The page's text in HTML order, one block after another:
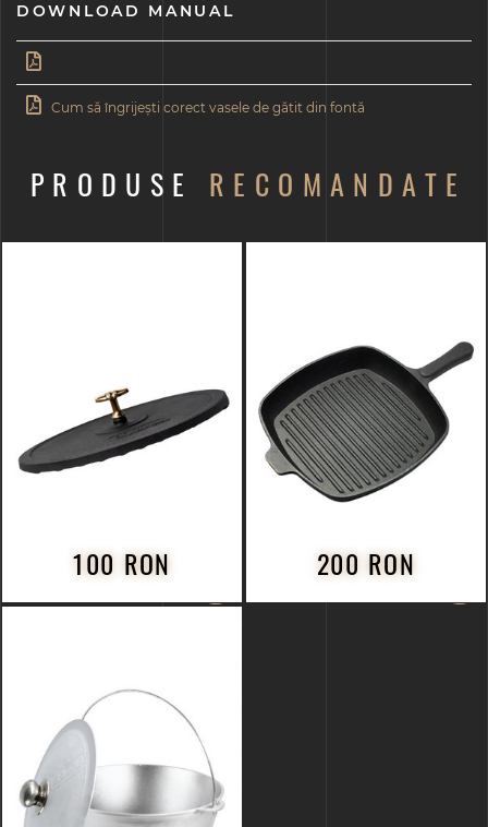
DOWNLOAD MANUAL
Cum să îngrijești corect vasele de gătit din fontă
PRODUSE RECOMANDATE
100 RON 200 RON